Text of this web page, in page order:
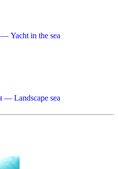
Yacht in the sea
— Landscape sea